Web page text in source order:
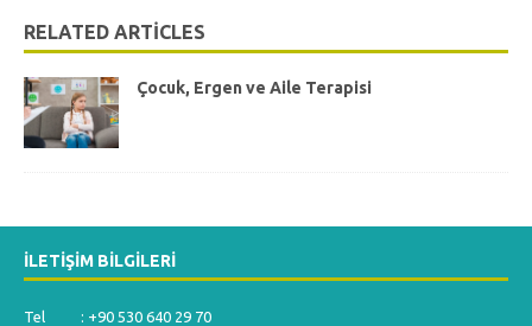
RELATED ARTICLES
Çocuk, Ergen ve Aile Terapisi
İLETIŞIM BILGILERI
Tel : +90 530 640 29 70